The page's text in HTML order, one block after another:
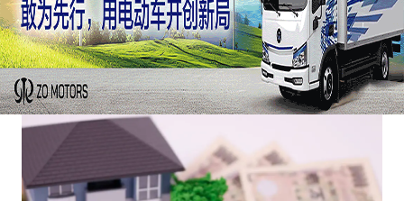
莫让在日本的房产从资产变负产
颜丹丹 日本新闻 地产动态
日本华侨报 2023/2/7 14:57:42